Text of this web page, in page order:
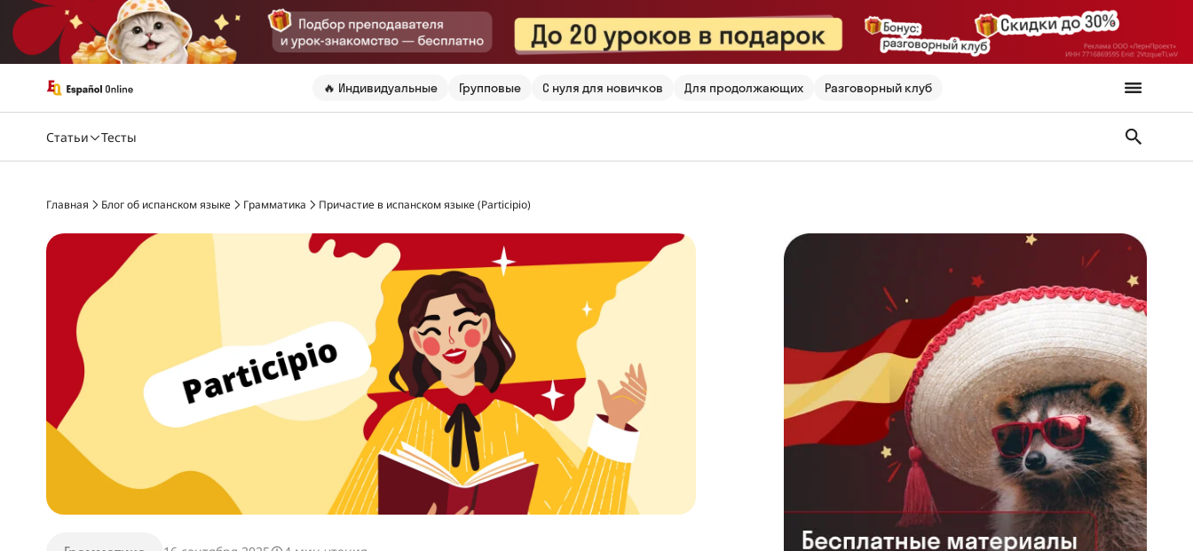
🔥 Индивидуальные Групповые С нуля для новичков Для продолжающих Разговорный клуб
Статьи Тесты
Главная Блог об испанском языке Грамматика Причастие в испанском языке (Participio)